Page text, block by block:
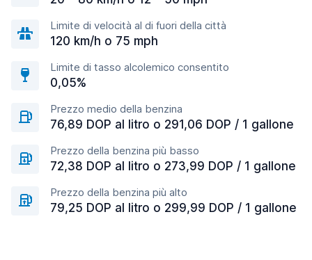
Limite di velocità al di fuori della città
120 km/h o 75 mph
Limite di tasso alcolemico consentito
0,05%
Prezzo medio della benzina
76,89 DOP al litro o 291,06 DOP / 1 gallone
Prezzo della benzina più basso
72,38 DOP al litro o 273,99 DOP / 1 gallone
Prezzo della benzina più alto
79,25 DOP al litro o 299,99 DOP / 1 gallone